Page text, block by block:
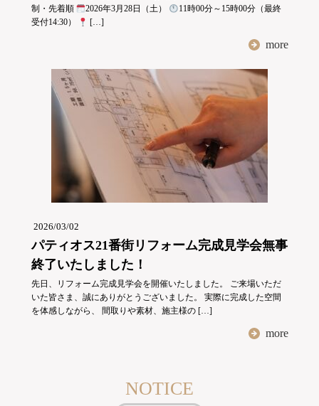
制・先着順
2026年3月28日（土）
11時00分～15時00分（最終
受付14:30）
[…]
more
2026/03/02
パティオス21番街リフォーム完成見学会無事
終了いたしました！
先日、リフォーム完成見学会を開催いたしました。 ご来場いただ
いた皆さま、誠にありがとうございました。 実際に完成した空間
を体感しながら、 間取りや素材、施主様の […]
more
NOTICE